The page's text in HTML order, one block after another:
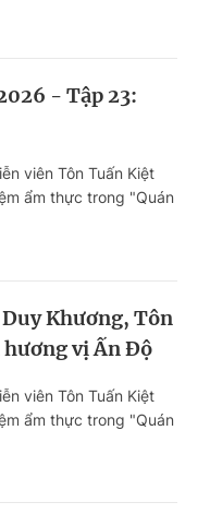
- Tập 23:
viên Tôn Tuấn Kiệt
ẩm thực trong "Quán
hứng khi thưởng thức
TP. Hồ Chí Minh.
Khương, Tôn
vị Ấn Độ
viên Tôn Tuấn Kiệt
ẩm thực trong "Quán
hứng khi thưởng thức
TP. Hồ Chí Minh.